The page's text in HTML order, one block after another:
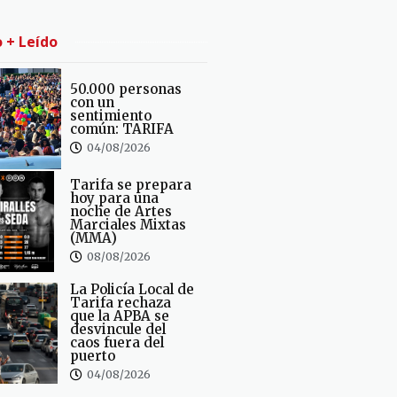
+ Leído
50.000 personas
con un
sentimiento
común: TARIFA
04/08/2026
Tarifa se prepara
hoy para una
noche de Artes
Marciales Mixtas
(MMA)
08/08/2026
La Policía Local de
Tarifa rechaza
que la APBA se
desvincule del
caos fuera del
puerto
04/08/2026